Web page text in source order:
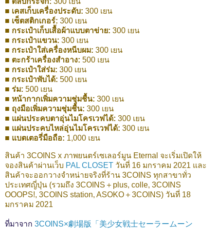
■ เคสเก็บเครื่องประดับ: 300 เยน
■ เซ็ตสติกเกอร์: 300 เยน
■ กระเป๋าเก็บเสื้อผ้าแบบตาข่าย: 300 เยน
■ กระเป๋าแขวน: 300 เยน
■ กระเป๋าใส่เครื่องหนีบผม: 300 เยน
■ ตะกร้าเครื่องสำอาง: 500 เยน
■ กระเป๋าใส่ร่ม: 300 เยน
■ กระเป๋าพับได้: 500 เยน
■ ร่ม: 500 เยน
■ หน้ากากเพิ่มความชุ่มชื้น: 300 เยน
■ ถุงมือเพิ่มความชุ่มชื้น: 300 เยน
■ แผ่นประคบตาอุ่นไมโครเวฟได้: 300 เยน
■ แผ่นประคบไหล่อุ่นไมโครเวฟได้: 300 เยน
■ แบตเตอรี่มือถือ: 1,000 เยน
สินค้า 3COINS x ภาพยนตร์เซเลอร์มูน Eternal จะเริ่มเปิดให้
จองสินค้าผ่านเว็บ PAL CLOSET วันที่ 16 มกราคม 2021 และ
สินค้าจะออกวางจำหน่ายจริงที่ร้าน 3COINS ทุกสาขาทั่ว
ประเทศญี่ปุ่น (รวมถึง 3COINS＋plus, colle, 3COINS
OOOPS!, 3COINS station, ASOKO＋3COINS) วันที่ 18
มกราคม 2021
ที่มาจาก 3COINS×劇場版「美少女戦士セーラームーン